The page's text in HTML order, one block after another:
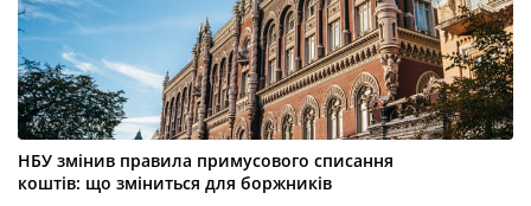
НБУ змінив правила примусового списання
коштів: що зміниться для боржників